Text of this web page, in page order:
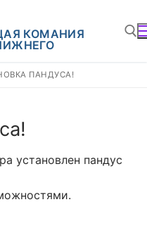
ПАНДУСА!
установлен пандус